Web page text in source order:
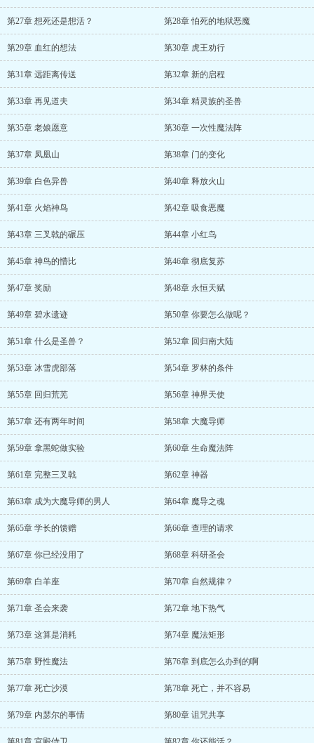
第27章 想死还是想活？ 第28章 怕死的地狱恶魔
第29章 血红的想法 第30章 虎王劝行
第31章 远距离传送 第32章 新的启程
第33章 再见道夫 第34章 精灵族的圣兽
第35章 老娘愿意 第36章 一次性魔法阵
第37章 凤凰山 第38章 门的变化
第39章 白色异兽 第40章 释放火山
第41章 火焰神鸟 第42章 吸食恶魔
第43章 三叉戟的碾压 第44章 小红鸟
第45章 神鸟的懵比 第46章 彻底复苏
第47章 奖励 第48章 永恒天赋
第49章 碧水遗迹 第50章 你要怎么做呢？
第51章 什么是圣兽？ 第52章 回归南大陆
第53章 冰雪虎部落 第54章 罗林的条件
第55章 回归荒芜 第56章 神界天使
第57章 还有两年时间 第58章 大魔导师
第59章 拿黑蛇做实验 第60章 生命魔法阵
第61章 完整三叉戟 第62章 神器
第63章 成为大魔导师的男人 第64章 魔导之魂
第65章 学长的馈赠 第66章 查理的请求
第67章 你已经没用了 第68章 科研圣会
第69章 白羊座 第70章 自然规律？
第71章 圣会来袭 第72章 地下热气
第73章 这算是消耗 第74章 魔法矩形
第75章 野性魔法 第76章 到底怎么办到的啊
第77章 死亡沙漠 第78章 死亡，并不容易
第79章 内瑟尔的事情 第80章 诅咒共享